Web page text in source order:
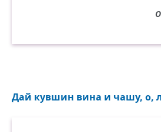
Дай кувшин вина и чашу, о,